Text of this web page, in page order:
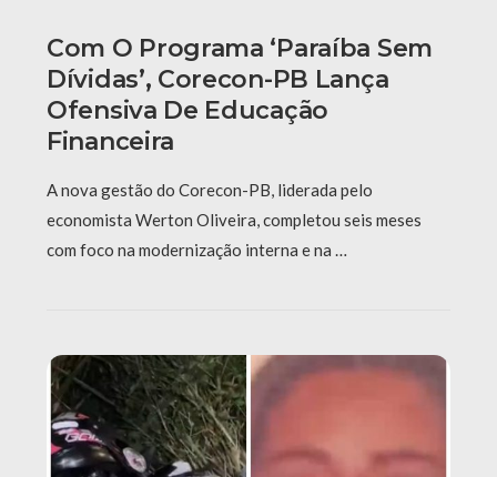
Com O Programa ‘Paraíba Sem
Dívidas’, Corecon-PB Lança
Ofensiva De Educação
Financeira
A nova gestão do Corecon-PB, liderada pelo
economista Werton Oliveira, completou seis meses
com foco na modernização interna e na …